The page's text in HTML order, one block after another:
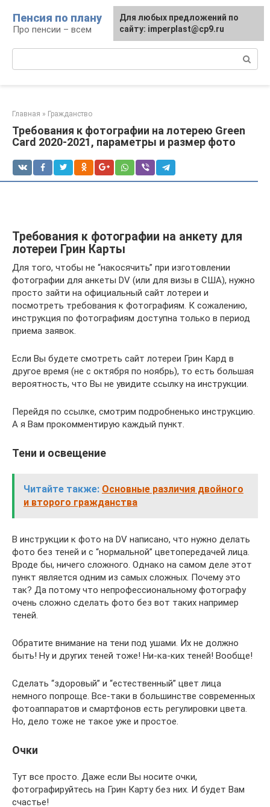
контенту
Пенсия по плану
Про пенсии – всем
Главная » Гражданство
Требования к фотографии на лотерею Green
Card 2020-2021, параметры и размер фото
Требования к фотографии на анкету для
лотереи Грин Карты
Для того, чтобы не “накосячить” при изготовлении
фотографии для анкеты DV (или для визы в США), нужно
просто зайти на официальный сайт лотереи и
посмотреть требования к фотографиям. К сожалению,
инструкция по фотографиям доступна только в период
приема заявок.
Если Вы будете смотреть сайт лотереи Грин Кард в
другое время (не с октября по ноябрь), то есть большая
вероятность, что Вы не увидите ссылку на инструкции.
Перейдя по ссылке, смотрим подробненько инструкцию.
А я Вам прокомментирую каждый пункт.
Тени и освещение
Читайте также: Основные различия двойного
и второго гражданства
В инструкции к фото на DV написано, что нужно делать
фото без теней и с “нормальной” цветопередачей лица.
Вроде бы, ничего сложного. Однако на самом деле этот
пункт является одним из самых сложных. Почему это
так? Да потому что непрофессиональному фотографу
очень сложно сделать фото без вот таких например
теней.
Обратите внимание на тени под ушами. Их не должно
быть! Ну и других теней тоже! Ни-ка-ких теней! Вообще!
Сделать “здоровый” и “естественный” цвет лица
немного попроще. Все-таки в большинстве современных
фотоаппаратов и смартфонов есть регулировки цвета.
Но, дело тоже не такое уже и простое.
Очки
Тут все просто. Даже если Вы носите очки,
фотографируйтесь на Грин Карту без них. И будет Вам
счастье!
Для любых предложений по
сайту: imperplast@cp9.ru